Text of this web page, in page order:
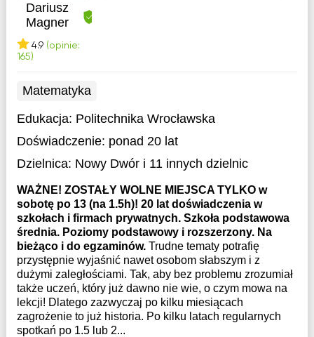
Dariusz
Magner
4.9 (opinie:
165)
Matematyka
Edukacja: Politechnika Wrocławska
Doświadczenie: ponad 20 lat
Dzielnica: Nowy Dwóri 11 innych dzielnic
WAŻNE! ZOSTAŁY WOLNE MIEJSCA TYLKO w
sobotę po 13 (na 1.5h)! 20 lat doświadczenia w
szkołach i firmach prywatnych. Szkoła podstawowa
średnia. Poziomy podstawowy i rozszerzony. Na
bieżąco i do egzaminów. Trudne tematy potrafię
przystępnie wyjaśnić nawet osobom słabszym i z
dużymi zaległościami. Tak, aby bez problemu zrozumiał
także uczeń, który już dawno nie wie, o czym mowa na
lekcji! Dlatego zazwyczaj po kilku miesiącach
zagrożenie to już historia. Po kilku latach regularnych
spotkań po 1.5 lub 2...